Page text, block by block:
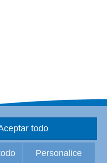
todo
Personalice